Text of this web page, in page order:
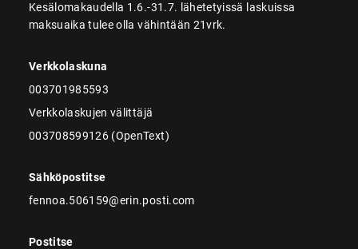
Kesälomakaudella 1.6.-31.7. lähetetyissä laskuissa
maksuaika tulee olla vähintään 21vrk.
Verkkolaskuna
003701985593
Verkkolaskujen välittäjä
003708599126 (OpenText)
Sähköpostitse
fennoa.506159@erin.posti.com
Postitse